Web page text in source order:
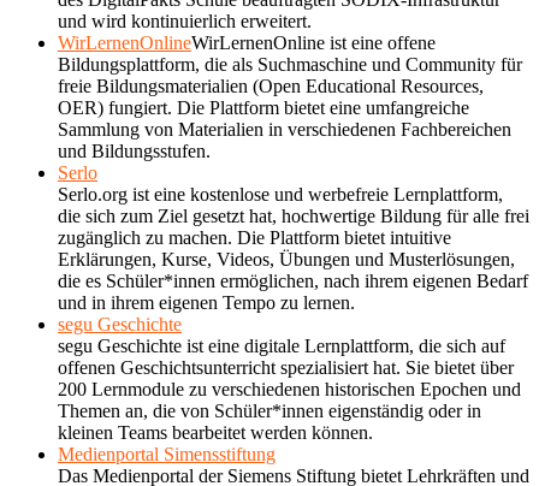
und wird kontinuierlich erweitert.
WirLernenOnlineWirLernenOnline ist eine offene
Bildungsplattform, die als Suchmaschine und Community für
freie Bildungsmaterialien (Open Educational Resources,
OER) fungiert. Die Plattform bietet eine umfangreiche
Sammlung von Materialien in verschiedenen Fachbereichen
und Bildungsstufen.
Serlo
Serlo.org ist eine kostenlose und werbefreie Lernplattform,
die sich zum Ziel gesetzt hat, hochwertige Bildung für alle frei
zugänglich zu machen. Die Plattform bietet intuitive
Erklärungen, Kurse, Videos, Übungen und Musterlösungen,
die es Schüler*innen ermöglichen, nach ihrem eigenen Bedarf
und in ihrem eigenen Tempo zu lernen.
segu Geschichte
segu Geschichte ist eine digitale Lernplattform, die sich auf
offenen Geschichtsunterricht spezialisiert hat. Sie bietet über
200 Lernmodule zu verschiedenen historischen Epochen und
Themen an, die von Schüler*innen eigenständig oder in
kleinen Teams bearbeitet werden können.
Medienportal Simensstiftung
Das Medienportal der Siemens Stiftung bietet Lehrkräften und